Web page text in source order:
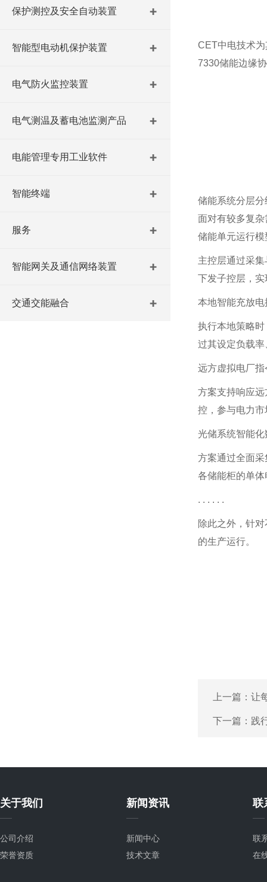
保护测控及安全自动装置
智能型电动机保护装置
电气防火监控装置
电气测温及蓄电池监测产品
电能管理专用工业软件
智能终端
服务
智能网关及通信网络装置
交通交能融合
CET中电技术
7330储能边缘
储能系统分层
面对有较多复
储能单元运行
主控层通过采
下发子控层，
本地智能充放电
执行本地策略
过其设定负载
远方虚拟电厂指
方案支持响应
控，参与电力
光储系统智能化
方案通过全面
各储能柜的单
. . . . . .
除此之外，针
的生产运行。
上一篇： 让
下一篇： 践
关于我们
公司介绍
荣誉资质
新闻资讯
新闻中心
技术文章
联
联
在